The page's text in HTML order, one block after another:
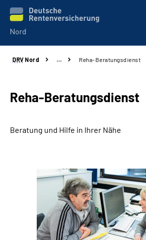
Aktuelles
Services
Karriere
Online-Services
DRV Nord … Reha-Beratungsdienst
Reha-Beratungsdienst
Beratung und Hilfe in Ihrer Nähe